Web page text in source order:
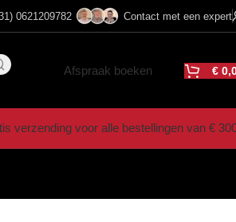
0621209782 Contact met een expert
Afspraak boeken €
verzending voor alle bestellingen van €